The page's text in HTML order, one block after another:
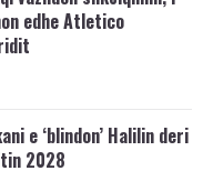
edhe Atletico
e ‘blindon’ Halilin deri
2028